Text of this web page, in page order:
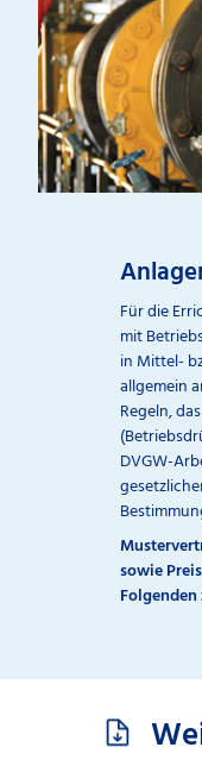
Für die
mit
in Mittel-
allgemein
Regeln,
DVGW-
sowie